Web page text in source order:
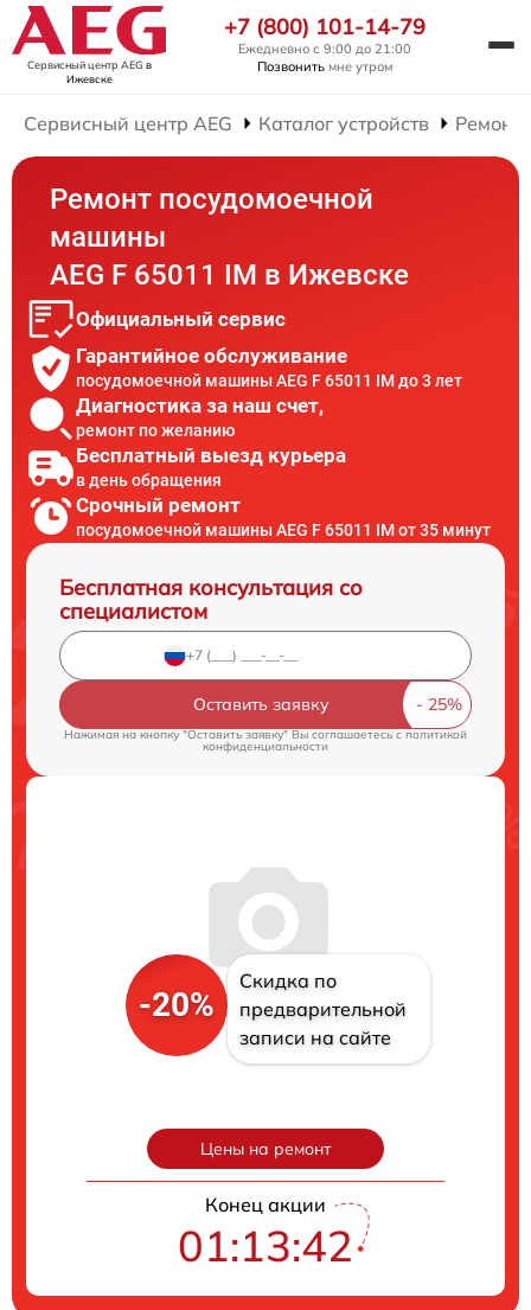
Сервисный центр AEG в
Ижевске
+7 (800) 101-14-79
Ежедневно с 9:00 до 21:00
Позвонить мне утром
Сервисный центр AEG Каталог устройств Ремонт
Ремонт посудомоечной
машины
AEG F 65011 IM в Ижевске
Официальный сервис
Гарантийное обслуживание
посудомоечной машины AEG F 65011 IM до 3 лет
Диагностика за наш счет,
ремонт по желанию
Бесплатный выезд курьера
в день обращения
Срочный ремонт
посудомоечной машины AEG F 65011 IM от 35 минут
Бесплатная консультация со
специалистом
Оставить заявку
Нажимая на кнопку "Оставить заявку" Вы соглашаетесь cполитикой
конфиденциальности
-20%
Скидка по
предварительной
записи на сайте
Цены на ремонт
Конец акции
01:13:41